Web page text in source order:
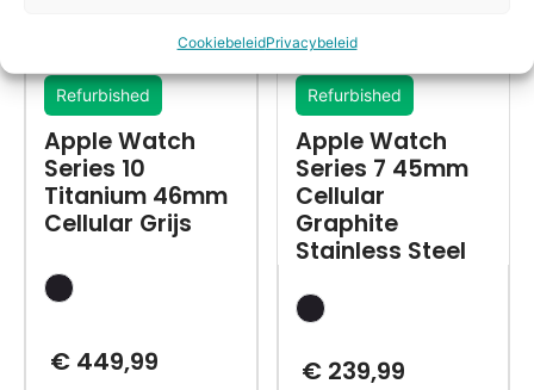
CookiebeleidPrivacybeleid
Refurbished
Apple Watch
Series 10
Titanium 46mm
Cellular Grijs
€449,99
Refurbished
Apple Watch
Series 7 45mm
Cellular
Graphite
Stainless Steel
€ 239,99